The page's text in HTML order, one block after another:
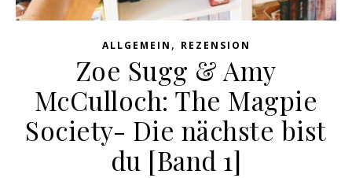
ALLGEMEIN , REZENSION
Zoe Sugg & Amy
McCulloch: The Magpie
Society- Die nächste bist
du [Band 1]